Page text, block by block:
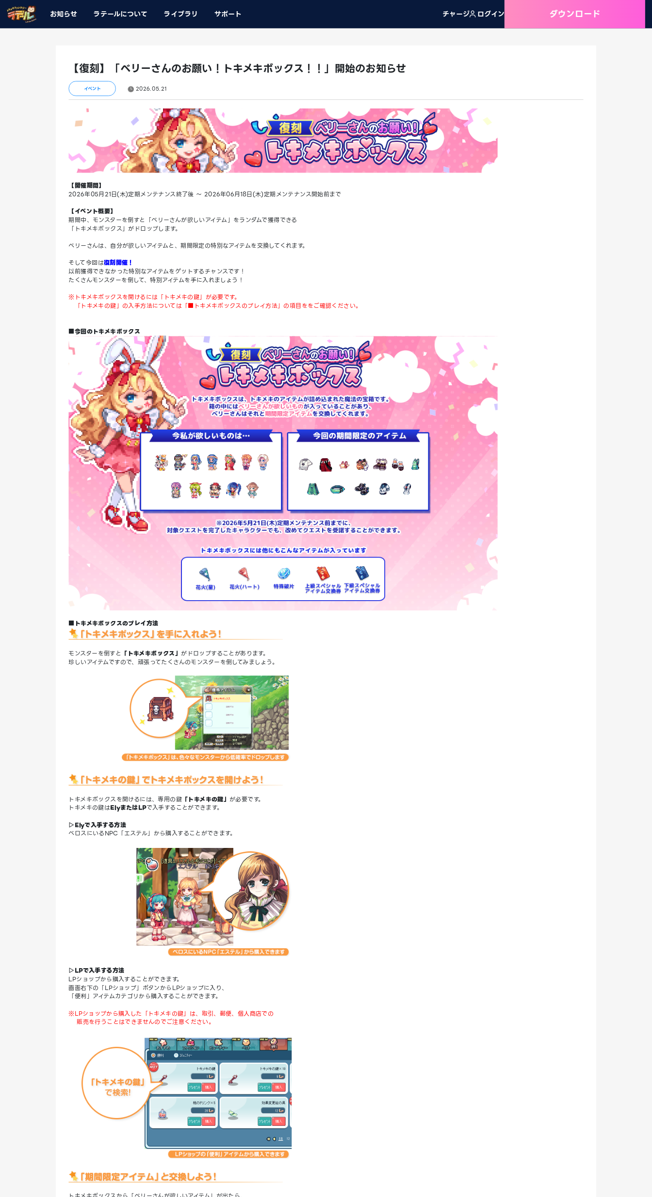
お知らせ ラテールについて ライブラリ サポート チャージ ログイン ダウンロード
【復刻】「ベリーさんのお願い！トキメキボックス！！」開始のお知らせ
イベント 2026.05.21
【開催期間】
2026年05月21日(木)定期メンテナンス終了後 ～ 2026年06月18日(木)定期メンテナンス開始前まで
【イベント概要】
期間中、モンスターを倒すと「ベリーさんが欲しいアイテム」をランダムで獲得できる
「トキメキボックス」がドロップします。
ベリーさんは、自分が欲しいアイテムと、期間限定の特別なアイテムを交換してくれます。
そして今回は復刻開催！
以前獲得できなかった特別なアイテムをゲットするチャンスです！
たくさんモンスターを倒して、特別アイテムを手に入れましょう！
※トキメキボックスを開けるには「トキメキの鍵」が必要です。
「トキメキの鍵」の入手方法については「■トキメキボックスのプレイ方法」の項目ををご確認ください。
■今回のトキメキボックス
■トキメキボックスのプレイ方法
モンスターを倒すと 「トキメキボックス」 がドロップすることがあります。
珍しいアイテムですので、頑張ってたくさんのモンスターを倒してみましょう。
トキメキボックスを開けるには、専用の鍵「トキメキの鍵」 が必要です。
トキメキの鍵はElyまたはLPで入手することができます。
▷Elyで入手する方法
ベロスにいるNPC「エステル」から購入することができます。
▷LPで入手する方法
LPショップから購入することができます。
画面右下の「LPショップ」ボタンからLPショップに入り、
「便利」アイテムカテゴリから購入することができます。
※LPショップから購入した「トキメキの鍵」は、取引、郵便、個人商店での
販売を行うことはできませんのでご注意ください。